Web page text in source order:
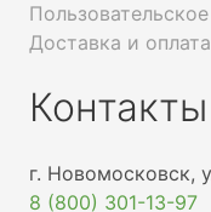
Доставка и оплата
Контакты
г. Новомосковск,
8 (800) 301-13-97